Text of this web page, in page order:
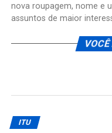
nova roupagem, nome e
assuntos de maior
ITU